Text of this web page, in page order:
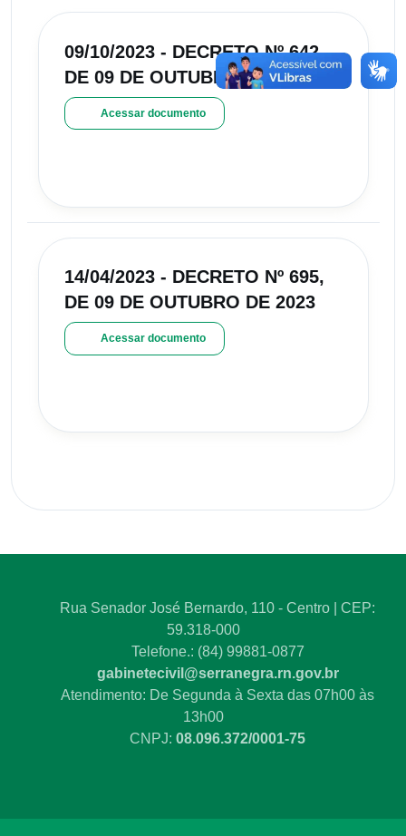
09/10/2023 - DECRETO Nº 642,
DE 09 DE OUTUBRO DE 2023
Acessar documento
14/04/2023 - DECRETO Nº 695,
DE 09 DE OUTUBRO DE 2023
Acessar documento
Rua Senador José Bernardo, 110 - Centro | CEP:
59.318-000
Telefone.: (84) 99881-0877
gabinetecivil@serranegra.rn.gov.br
Atendimento: De Segunda à Sexta das 07h00 às
13h00
CNPJ: 08.096.372/0001-75